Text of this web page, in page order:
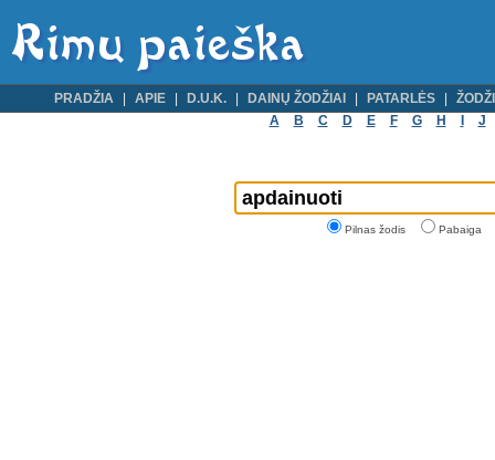
PRADŽIA APIE D.U.K. DAINŲ ŽODŽIAI PATARLĖS
A
B C D E F G H J
Pilnas žodis Pabaiga